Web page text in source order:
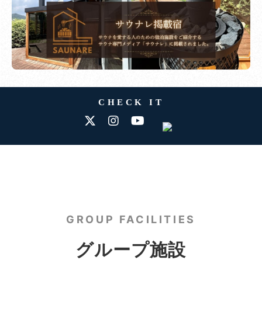
CHECK IT
GROUP FACILITIES
グループ施設